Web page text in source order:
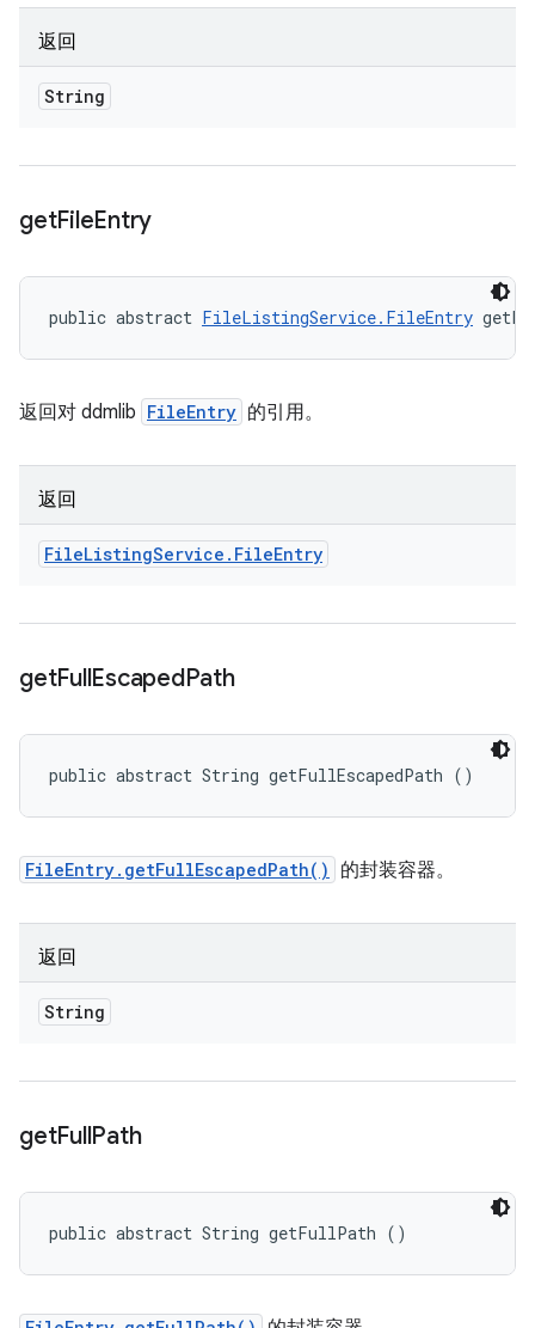
返回
String
getFileEntry
public abstract FileListingService.FileEntry
返回对 ddmlib FileEntry 的引用。
返回
FileListingService . FileEntry
getFullEscapedPath
public abstract String getFullEscapedPath ()
FileEntry.getFullEscapedPath() 的封装容器。
返回
String
getFullPath
public abstract String getFullPath ()